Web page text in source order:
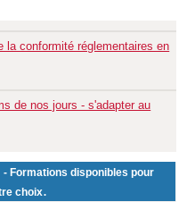
la conformité réglementaires en
de nos jours - s'adapter au
- Formations disponibles pour
choix.